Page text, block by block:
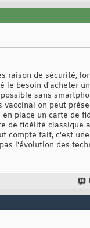
raison de sécurité,
besoin d'acheter
sans
on peut
place un carte de
de fidélité classique
compte fait, c'est
l'évolution des